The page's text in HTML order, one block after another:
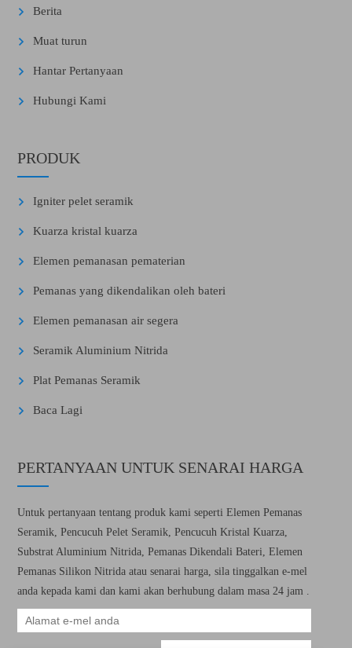
Berita
Muat turun
Hantar Pertanyaan
Hubungi Kami
PRODUK
Igniter pelet seramik
Kuarza kristal kuarza
Elemen pemanasan pematerian
Pemanas yang dikendalikan oleh bateri
Elemen pemanasan air segera
Seramik Aluminium Nitrida
Plat Pemanas Seramik
Baca Lagi
PERTANYAAN UNTUK SENARAI HARGA
Untuk pertanyaan tentang produk kami seperti Elemen Pemanas
Seramik, Pencucuh Pelet Seramik, Pencucuh Kristal Kuarza,
Substrat Aluminium Nitrida, Pemanas Dikendali Bateri, Elemen
Pemanas Silikon Nitrida atau senarai harga, sila tinggalkan e-mel
anda kepada kami dan kami akan berhubung dalam masa 24 jam .